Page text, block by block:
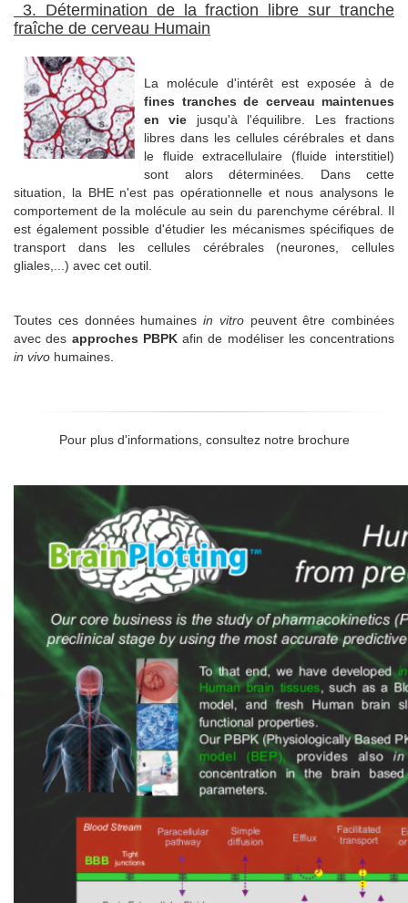
3. Détermination de la fraction libre sur tranche
fraîche de cerveau Humain
La molécule d'intérêt est exposée à de
fines tranches de cerveau maintenues
en vie jusqu'à l'équilibre. Les fractions
libres dans les cellules cérébrales et dans
le fluide extracellulaire (fluide interstitiel)
sont alors déterminées. Dans cette
situation, la BHE n'est pas opérationnelle et nous analysons le
comportement de la molécule au sein du parenchyme cérébral. Il
est également possible d'étudier les mécanismes spécifiques de
transport dans les cellules cérébrales (neurones, cellules
gliales,...) avec cet outil.
Toutes ces données humaines in vitropeuvent être combinées
avec des approches PBPKafin de modéliser les concentrations
in vivo humaines.
Pour plus d'informations, consultez notre brochure